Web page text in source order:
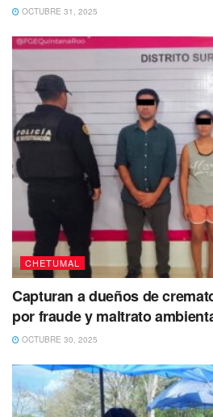
OCTUBRE 31, 2025
CHETUMAL
Capturan a dueños de
por fraude y maltrato
OCTUBRE 30, 2025